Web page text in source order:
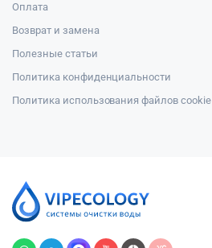
Оплата
Возврат и замена
Полезные статьи
Политика конфиденциальности
Политика использования файлов cookie